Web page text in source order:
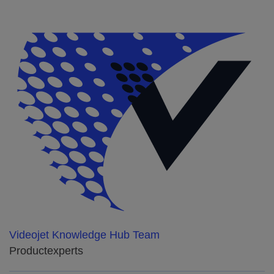
Videojet Knowledge Hub Team
Productexperts